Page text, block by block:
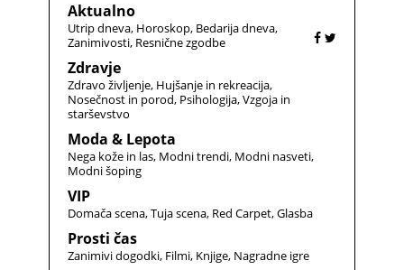
Aktualno
Utrip dneva Horoskop Bedarija dneva
Zanimivosti Resnične zgodbe
Zdravje
Zdravo življenje Hujšanje in rekreacija
Nosečnost in porod Psihologija Vzgoja in
starševstvo
Moda & Lepota
Nega kože in las Modni trendi Modni nasveti
Modni šoping
VIP
Domača scena Tuja scena Red Carpet Glasba
Prosti čas
Zanimivi dogodki Filmi Knjige Nagradne igre